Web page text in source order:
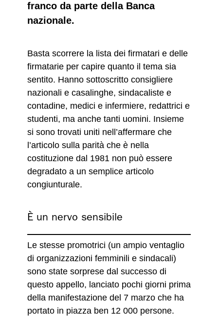
franco da parte della Banca
nazionale.
Basta scorrere la lista dei firmatari e delle
firmatarie per capire quanto il tema sia
sentito. Hanno sottoscritto consigliere
nazionali e casalinghe, sindacaliste e
contadine, medici e infermiere, redattrici e
studenti, ma anche tanti uomini. Insieme
si sono trovati uniti nell’affermare che
l’articolo sulla parità che è nella
costituzione dal 1981 non può essere
degradato a un semplice articolo
congiunturale.
È un nervo sensibile
Le stesse promotrici (un ampio ventaglio
di organizzazioni femminili e sindacali)
sono state sorprese dal successo di
questo appello, lanciato pochi giorni prima
della manifestazione del 7 marzo che ha
portato in piazza ben 12 000 persone.